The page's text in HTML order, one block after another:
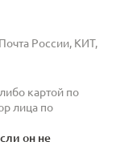
России, КИТ,
картой по
лица по
он не